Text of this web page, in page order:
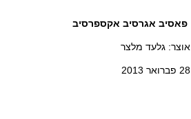
פאסיב אגרסיב אקספרסיב
אוצר: גלעד מלצר